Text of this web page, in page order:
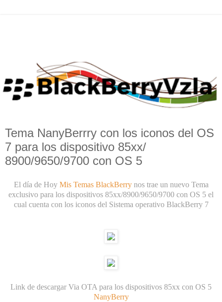
Tema NanyBerrry con los iconos del OS
7 para los dispositivo 85xx/
8900/9650/9700 con OS 5
El día de Hoy Mis Temas BlackBerrynos trae un nuevo Tema
exclusivo para los dispositivos 85xx/8900/9650/9700 con OS 5 el
cual cuenta con los iconos del Sistema operativo BlackBerry 7
Link de descargar Via OTA para los dispositivos 85xx con OS 5
NanyBerry